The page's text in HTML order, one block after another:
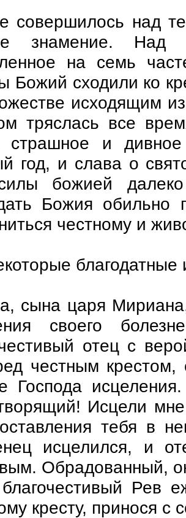
совершилось над
знамение. Над
на семь
Божий сходили ко
исходящим
тряслась все
страшное и
год, и слава о
божией
Божия обильно
честному и
благодатные
сына царя
своего
отец с
честным
Господа
Исцели
тебя в
исцелился, и
Обрадованный,
благочестивый Рев
кресту, принося